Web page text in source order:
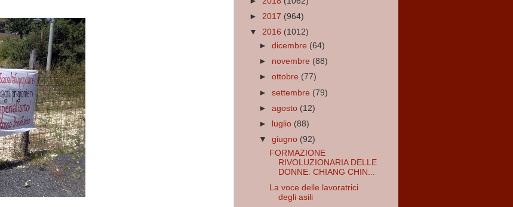
► 2017 (964)
▼ 2016 (1012)
►dicembre (64)
► novembre (88)
►ottobre (77)
►settembre (79)
►agosto (12)
►
luglio (88)
▼giugno (92)
FORMAZIONE
RIVOLUZIONARIA DELLE
DONNE: CHIANG CHIN...
La voce delle lavoratrici
degli asili